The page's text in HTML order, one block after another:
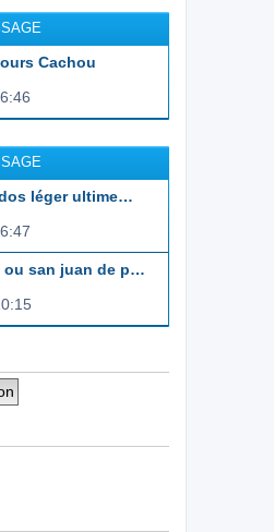
a
g
e
m
e
s
s
g
e
l
e
d
e
i
r
m
e
s
g
e
l
t
e
r
e
d
r
n
e
r
m
e
s
a
g
Cachou
léger ultime…
o
ou san juan de p…